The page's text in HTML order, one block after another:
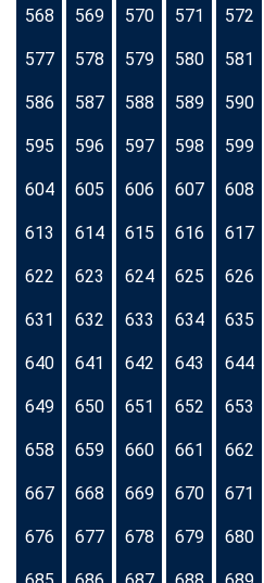
568 569 570 571 572
577 578 579 580 581
586 587 588 589 590
595 596 597 598 599
604 605 606 607 608
613 614 615 616 617
622 623 624 625 626
631 632 633 634 635
640 641 642 643 644
649 650 651 652 653
658 659 660 661 662
667 668 669 670 671
676 677 678 679 680